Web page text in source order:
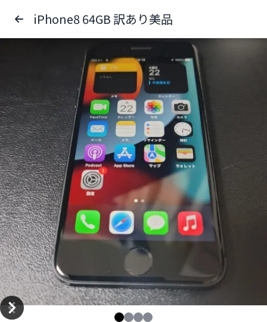
iPhone8 64GB 訳あり美品